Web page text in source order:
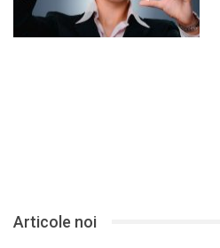
Articole noi